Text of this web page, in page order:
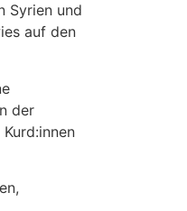
Syrien und
auf den
der